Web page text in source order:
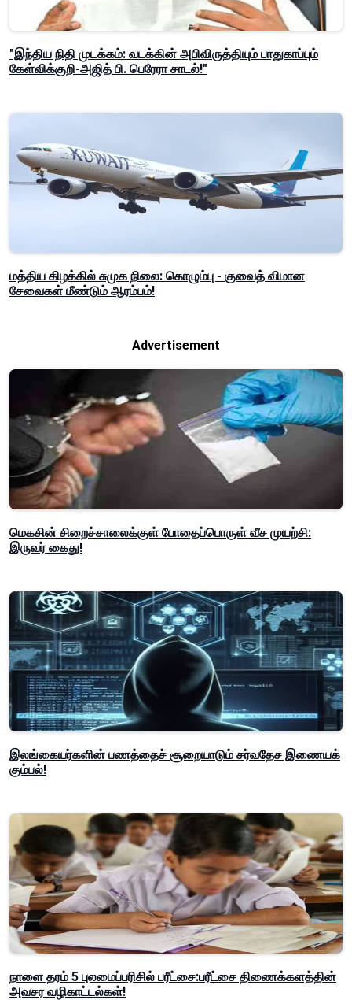
"இந்திய நிதி முடக்கம்: வடக்கின் அபிவிருத்தியும் பாதுகாப்பும்
கேள்விக்குறி-அஜித் பி. பெரேரா சாடல்!"
மத்திய கிழக்கில் சுமுக நிலை: கொழும்பு - குவைத் விமான
சேவைகள் மீண்டும் ஆரம்பம்!
Advertisement
மெகசின் சிறைச்சாலைக்குள் போதைப்பொருள் வீச முயற்சி:
இருவர் கைது!
இலங்கையர்களின் பணத்தைச் சூறையாடும் சர்வதேச இணையக்
கும்பல்!
நாளை தரம் 5 புலமைப்பரிசில் பரீட்சை:பரீட்சை திணைக்களத்தின்
அவசர வழிகாட்டல்கள்!